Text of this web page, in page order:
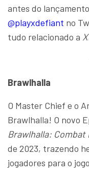
antes do
@playxdefiant no
tudo relacionado a
Brawlhalla
O Master Chief e o
Brawlhalla! O novo
Brawlhalla: Combat
de 2023, trazendo
jogadores para o